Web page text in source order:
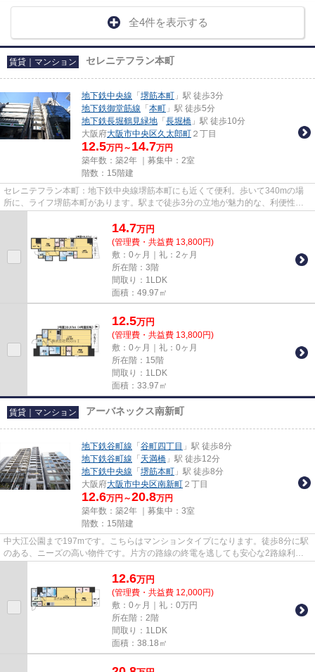
全4件を表示する
賃貸｜マンション セレニテフラン本町
地下鉄中央線 「 堺筋本町 」駅 徒歩3分
地下鉄御堂筋線 「 本町 」駅 徒歩5分
地下鉄長堀鶴見緑地 「 長堀橋 」駅 徒歩10分
大阪府大阪市中央区久太郎町 ２丁目
12.5万円～ 14.7万円
築年数：築2年 ｜募集中： 2室
階数：15階建
セレニテフラン本町：地下鉄中央線堺筋本町にも近くて便利。歩いて340mの場
所に、ライフ堺筋本町があります。駅まで徒歩3分の立地が魅力的な、利便性の
14.7万円
(管理費・共益費 13,800円)
敷：0ヶ月｜礼：2ヶ月
所在階：3階
間取り：1LDK
面積：49.97㎡
12.5万円
(管理費・共益費 13,800円)
敷：0ヶ月｜礼：0ヶ月
所在階：15階
間取り：1LDK
面積：33.97㎡
賃貸｜マンション アーバネックス南新町
地下鉄谷町線 「 谷町四丁目 」駅 徒歩8分
地下鉄谷町線 「 天満橋 」駅 徒歩12分
地下鉄中央線 「 堺筋本町 」駅 徒歩8分
大阪府大阪市中央区南新町 ２丁目
12.6万円～20.8万円
築年数：築2年 ｜募集中： 3室
階数：15階建
中大江公園まで197mです。こちらはマンションタイプになります。徒歩8分に駅
のある、ニーズの高い物件です。片方の路線の終電を逃しても安心な2路線利用
12.6万円
(管理費・共益費 12,000円)
敷：0ヶ月｜礼：0万円
所在階：2階
間取り：1LDK
面積：38.18㎡